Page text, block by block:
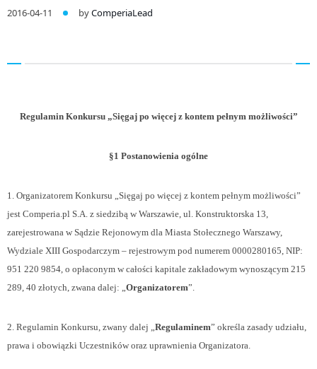
2016-04-11 byComperiaLead
Regulamin Konkursu „Sięgaj po więcej z kontem pełnym możliwości”
§1 Postanowienia ogólne
1. Organizatorem Konkursu „Sięgaj po więcej z kontem pełnym możliwości”
jest Comperia.pl S.A. z siedzibą w Warszawie, ul. Konstruktorska 13,
zarejestrowana w Sądzie Rejonowym dla Miasta Stołecznego Warszawy,
Wydziale XIII Gospodarczym – rejestrowym pod numerem 0000280165, NIP:
951 220 9854, o opłaconym w całości kapitale zakładowym wynoszącym 215
289, 40 złotych, zwana dalej: „Organizatorem”.
2. Regulamin Konkursu, zwany dalej „Regulaminem” określa zasady udziału,
prawa i obowiązki Uczestników oraz uprawnienia Organizatora.